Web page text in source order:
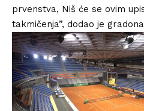
prvenstva, Niš će se ovim
takmičenja”, dodao je